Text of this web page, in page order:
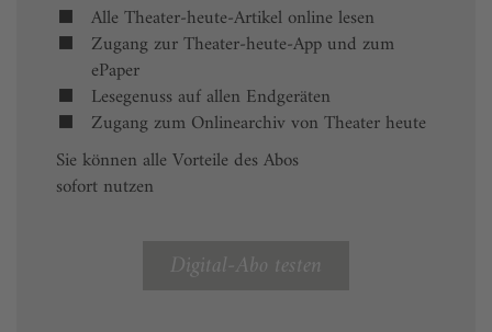
Alle Theater-heute-Artikel online lesen
Zugang zur Theater-heute-App und zum
ePaper
Lesegenuss auf allen Endgeräten
Zugang zum Onlinearchiv von Theater heute
Sie können alle Vorteile des Abos
sofort nutzen
Digital-Abo testen